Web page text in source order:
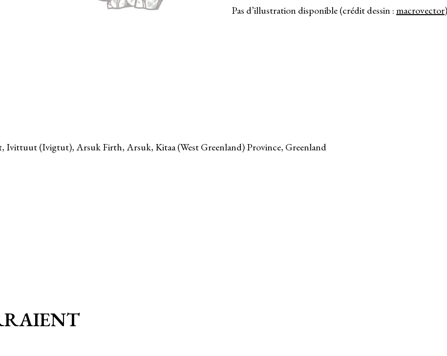
Pas d’illustration disponible (crédit dessin :macrovector)
Ivittuut (Ivigtut), Arsuk Firth, Arsuk, Kitaa (West Greenland) Province, Greenland